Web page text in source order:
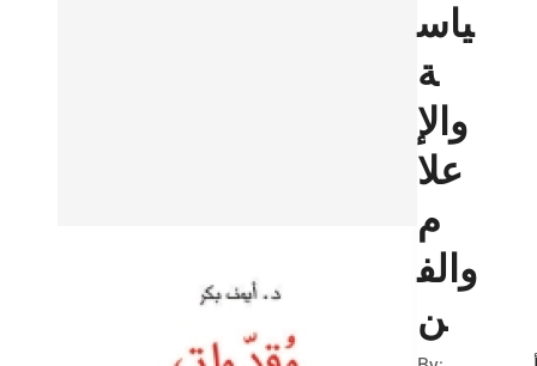
ياس
ة
والإ
علا
م
والف
ن